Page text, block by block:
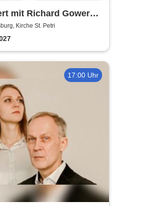
mit Richard Gowers
- Liebestraum
Kirche St. Petri
17:00 Uhr